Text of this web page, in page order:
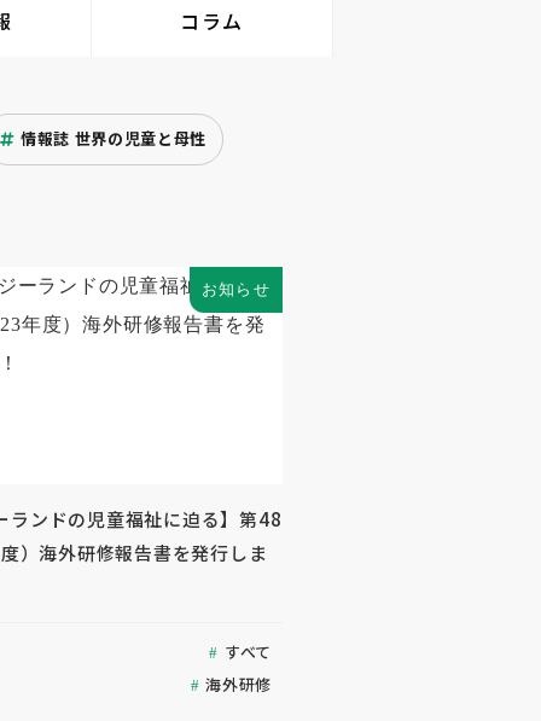
コラム
情報誌 世界の児童と母性
お知らせ
ランドの児童福祉に迫る】第48
）海外研修報告書を発行しま
すべて
海外研修